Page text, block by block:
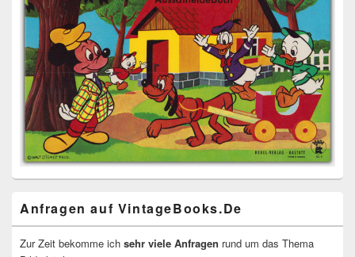
Anfragen auf VintageBooks.De
Zur Zeit bekomme ich sehr viele Anfragen rund um das Thema